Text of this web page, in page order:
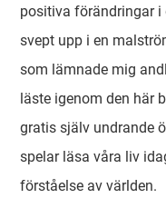
positiva förändringar i
svept upp i en
som lämnade mig
läste igenom den här
gratis själv undrande
spelar läsa våra liv
förståelse av världen.